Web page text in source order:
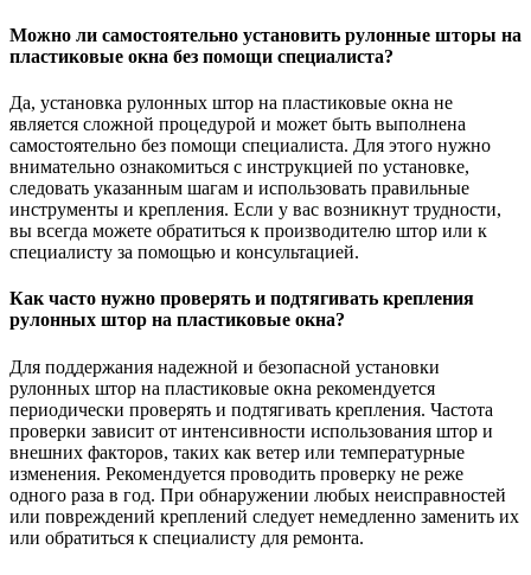
Можно ли самостоятельно установить рулонные шторы на
пластиковые окна без помощи специалиста?
Да, установка рулонных штор на пластиковые окна не
является сложной процедурой и может быть выполнена
самостоятельно без помощи специалиста. Для этого нужно
внимательно ознакомиться с инструкцией по установке,
следовать указанным шагам и использовать правильные
инструменты и крепления. Если у вас возникнут трудности,
вы всегда можете обратиться к производителю штор или к
специалисту за помощью и консультацией.
Как часто нужно проверять и подтягивать крепления
рулонных штор на пластиковые окна?
Для поддержания надежной и безопасной установки
рулонных штор на пластиковые окна рекомендуется
периодически проверять и подтягивать крепления. Частота
проверки зависит от интенсивности использования штор и
внешних факторов, таких как ветер или температурные
изменения. Рекомендуется проводить проверку не реже
одного раза в год. При обнаружении любых неисправностей
или повреждений креплений следует немедленно заменить их
или обратиться к специалисту для ремонта.